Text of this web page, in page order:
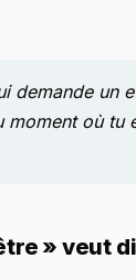
demande un
moment où tu
» veut